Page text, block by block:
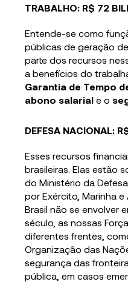
TRABALHO: R$ 72
Entende-se como
públicas de geração
parte dos recursos
a benefícios do
Garantia de Tempo
abono salarial e o
DEFESA NACIONAL:
Esses recursos
brasileiras. Elas estão
do Ministério da
por Exército, Marinha
Brasil não se envolver
século, as nossas
diferentes frentes,
Organização das
segurança das
pública, em casos